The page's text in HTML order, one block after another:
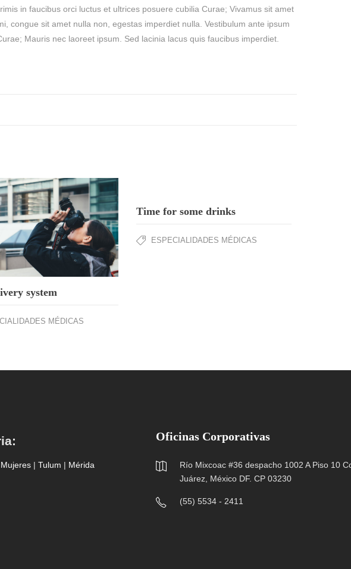
in faucibus orci luctus et ultrices posuere cubilia Curae; Vivamus sit amet
congue sit amet nulla non, egestas imperdiet nulla. Vestibulum ante ipsum
Mauris nec laoreet ipsum. Sed lacinia lacus quis faucibus imperdiet.
system
MÉDICAS
Time for some drinks
ESPECIALIDADES MÉDICAS
| Tulum | Mérida
Oficinas Corporativas
Río Mixcoac #36 despacho 1002 A Piso 10
Juárez, México DF. CP 03230
(55) 5534 - 2411